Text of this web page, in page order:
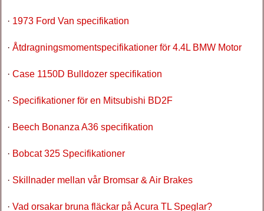
· 1973 Ford Van specifikation
· Åtdragningsmomentspecifikationer för 4.4L BMW Motor
· Case 1150D Bulldozer specifikation
· Specifikationer för en Mitsubishi BD2F
· Beech Bonanza A36 specifikation
· Bobcat 325 Specifikationer
· Skillnader mellan vår Bromsar & Air Brakes
· Vad orsakar bruna fläckar på Acura TL Speglar?